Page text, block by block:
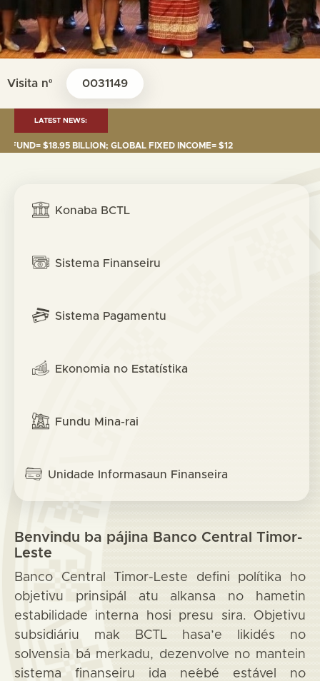
Visita nº 0031149
LATEST NEWS:
BILLION; GLOBAL FIXED INCOME= $12.74 BILLION; GLOBAL
Konaba BCTL
Sistema Finanseiru
Sistema Pagamentu
Ekonomia no Estatístika
Fundu Mina-rai
Unidade Informasaun Finanseira
Benvindu ba pájina Banco Central Timor-
Leste
Banco Central Timor-Leste defini polítika ho
objetivu prinsipál atu alkansa no hametin
estabilidade interna hosi presu sira. Objetivu
subsidiáriu mak BCTL hasa’e likidés no
solvensia bá merkadu, dezenvolve no mantein
sistema finanseiru ida ne´ebé estável no